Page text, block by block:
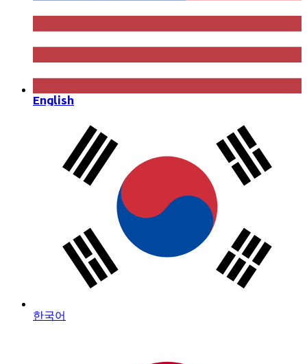
English
한국어